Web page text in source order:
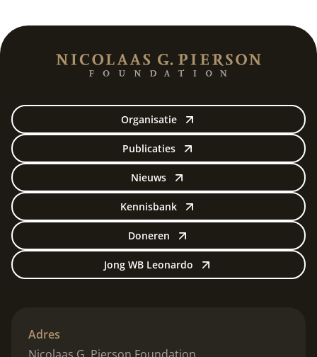
Organisatie
Publicaties
Nieuws
Kennisbank
Doneren
Jong WB Leonardo
Adres